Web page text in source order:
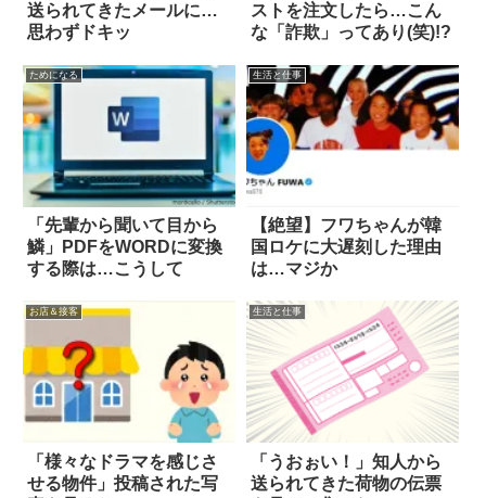
送られてきたメールに…
思わずドキッ
ストを注文したら…こん
な「詐欺」ってあり(笑)!?
ためになる
「先輩から聞いて目から
鱗」PDFをWORDに変換
する際は…こうして
生活と仕事
【絶望】フワちゃんが韓
国ロケに大遅刻した理由
は…マジか
お店＆接客
「様々なドラマを感じさ
せる物件」投稿された写
生活と仕事
「うおぉい！」知人から
送られてきた荷物の伝票